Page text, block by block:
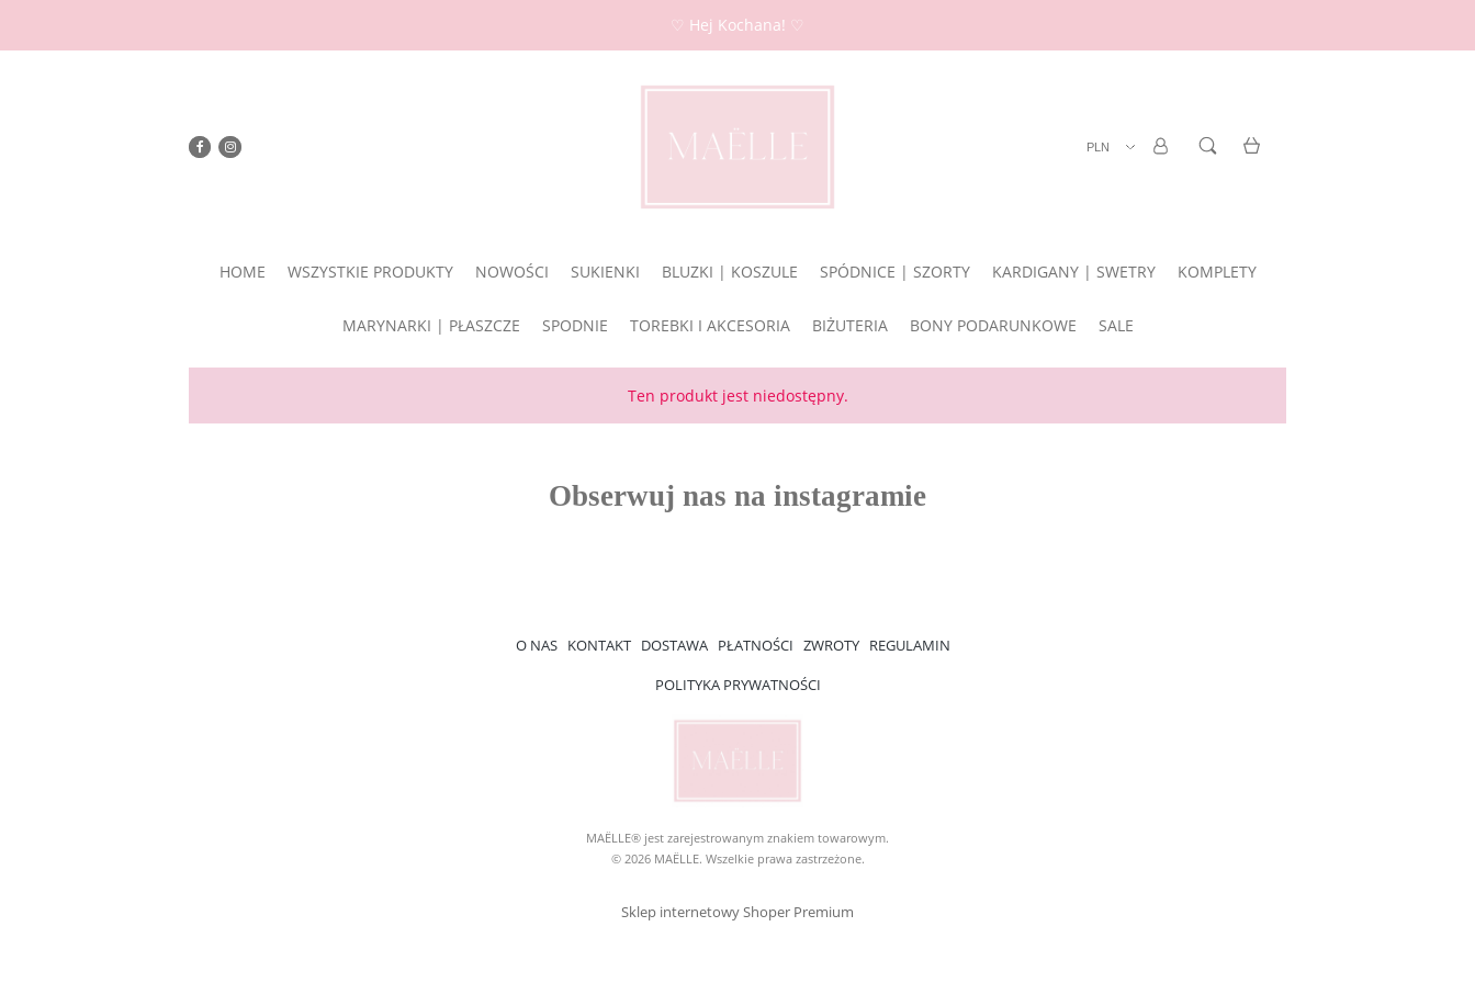
♡ Hej Kochana! ♡
HOME WSZYSTKIE PRODUKTY NOWOŚCI SUKIENKI BLUZKI | KOSZULE SPÓDNICE | SZORTY KARDIGANY | SWETRY KOMPLETY
MARYNARKI | PŁASZCZE SPODNIE TOREBKI I AKCESORIA BIŻUTERIA BONY PODARUNKOWE SALE
Ten produkt jest niedostępny.
O NAS KONTAKT DOSTAWA PŁATNOŚCI ZWROTY REGULAMIN
POLITYKA PRYWATNOŚCI
MAËLLE® jest zarejestrowanym znakiem towarowym.
© 2026 MAËLLE. Wszelkie prawa zastrzeżone.
Sklep internetowy Shoper Premium